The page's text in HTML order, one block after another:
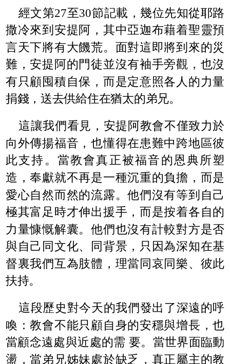
經文第27至30節記載，幾位先知從耶路
撒冷來到安提阿，其中亞迦布藉着聖靈預
言天下將有大饑荒。面對這即將到來的災
難，安提阿的門徒並沒有袖手旁觀，也沒
有只顧囤積自保，而是定意照各人的力量
捐錢，送去供給住在猶太的弟兄。
這讓我們看見，安提阿教會不僅致力於
向外傳揚福音，也懂得在患難中跨地區彼
此支持。當教會真正被福音的恩典所塑
造，奉獻就不再是一種沉重的負擔，而是
愛心自然而然的流露。他們沒有等到自己
極其富足時才伸出援手，而是按着各自的
力量慷慨解囊。他們也沒有計較對方是否
與自己同文化、同背景，只因為深知在基
督裏我們互為肢體，理當同哀同樂、彼此
扶持。
這段歷史對今天的我們發出了深遠的呼
喚：教會不能只顧自身的安穩與增長，也
當顧念遠處與近處的需 要。當世界面臨動
盪，當弟兄姊妹處於缺乏，真正屬主的教